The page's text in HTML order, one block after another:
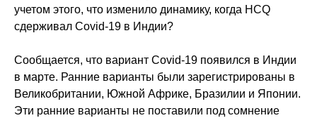
учетом этого, что изменило динамику, когда HCQ
сдерживал Covid-19 в Индии?
Сообщается, что вариант Covid-19 появился в Индии
в марте. Ранние варианты были зарегистрированы в
Великобритании, Южной Африке, Бразилии и Японии.
Эти ранние варианты не поставили под сомнение